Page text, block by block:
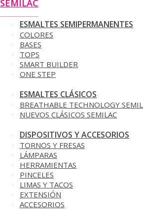
SEMILAC
ESMALTES SEMIPERMANENTES
COLORES
BASES
TOPS
SMART BUILDER
ONE STEP
ESMALTES CLÁSICOS
BREATHABLE TECHNOLOGY
NUEVOS CLÁSICOS SEMILAC
DISPOSITIVOS Y ACCESORIOS
TORNOS Y FRESAS
LÁMPARAS
HERRAMIENTAS
PINCELES
LIMAS Y TACOS
EXTENSIÓN
ACCESORIOS